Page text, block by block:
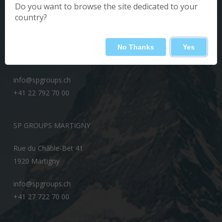
SP GROUPS GENÈVE
info@spgroups.ch
+41 22 792 70 00
SP GROUPS MARTIGNY
Rue du Châble-Bet 41
1920 Martigny
info@spgroups.ch
+41 27 722 70 00
Do you want to browse the site dedicated to your
country?
No Thanks Yes